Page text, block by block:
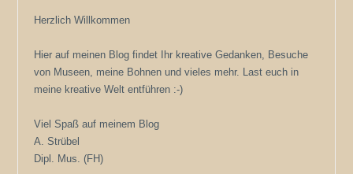
Herzlich Willkommen
Hier auf meinen Blog findet Ihr kreative Gedanken, Besuche
von Museen, meine Bohnen und vieles mehr. Last euch in
meine kreative Welt entführen :-)
Viel Spaß auf meinem Blog
A. Strübel
Dipl. Mus. (FH)